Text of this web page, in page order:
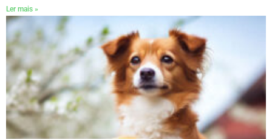
Ler mais »